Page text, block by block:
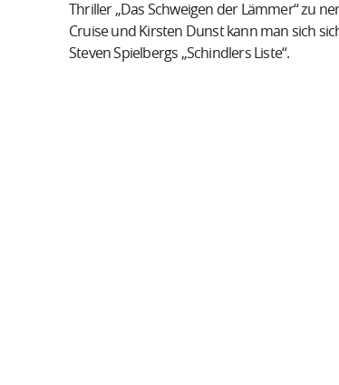
Thriller „Das Schweigen der Lämmer“ zu
Cruise und Kirsten Dunst kann man sich
Steven Spielbergs „Schindlers Liste“.